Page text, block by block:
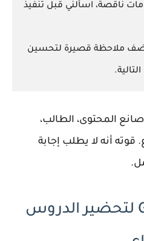
ناقصة، اسألني قبل تنفيذ
أضف ملاحظة قصيرة لتحسين
المحتوى، الطالب،
أنه لا يطلب إجابة
مثال جاهز: Gem لتحضير الدروس